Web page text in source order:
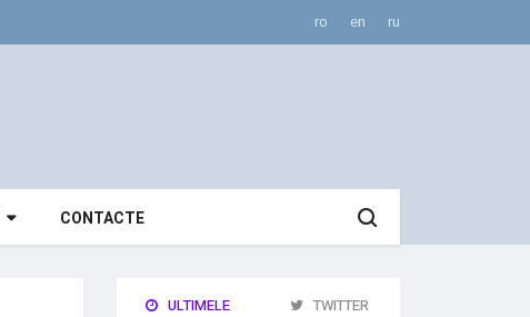
ro en ru
CONTACTE
ULTIMELE TWITTER